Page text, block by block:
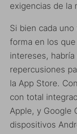
exigencias de la
Si bien cada
forma en los
intereses,
repercusiones
la App Store.
con total
Apple, y Google
dispositivos